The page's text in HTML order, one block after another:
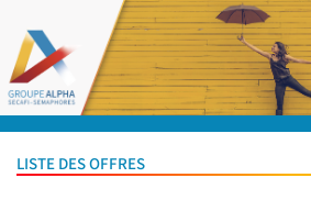
LISTE DES OFFRES